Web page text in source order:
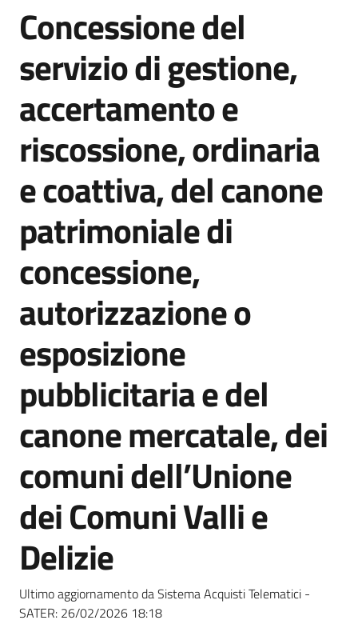
di
acquisto
Piattaforme
English
site
Seguici
su
Salta al contenuto
Concessione del
servizio di gestione,
accertamento e
riscossione, ordinaria
e coattiva, del canone
patrimoniale di
concessione,
autorizzazione o
esposizione
pubblicitaria e del
canone mercatale, dei
comuni dell’Unione
dei Comuni Valli e
Delizie
Ultimo aggiornamento da Sistema Acquisti Telematici -
SATER: 26/02/2026 18:18